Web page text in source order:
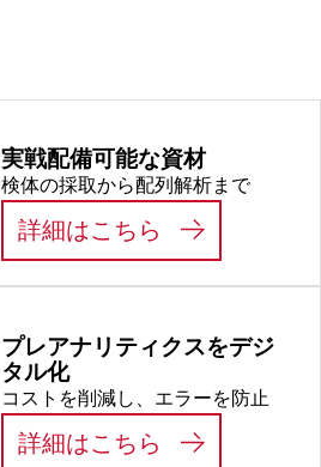
プを含まない:
紙ラベル付き,
ラベル/印刷：
赤, 50 個/箱,
不毛
実戦配備可能な資材
検体の採取から配列解析まで
詳細はこちら 実戦配備可
プレアナリティクスをデジ
タル化
コストを削減し、エラーを防止
詳細はこちら プレアナリ